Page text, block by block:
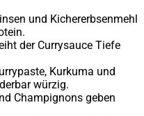
und Kichererbsenmehl
der Currysauce Tiefe
Kurkuma und
würzig.
Champignons geben